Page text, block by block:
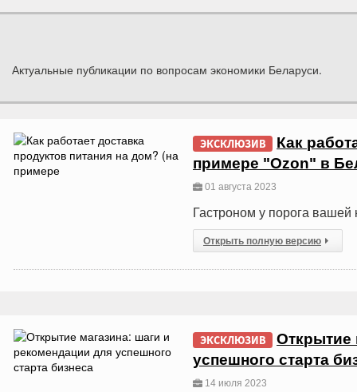
Актуальные публикации по вопросам экономики Беларуси.
ЭКСКЛЮЗИВ
Как
примере "Ozon" в
01 августа 2023
Гастроном у порога
Открыть полную версию
ЭКСКЛЮЗИВ
Открытие
успешного старта
14 июля 2023